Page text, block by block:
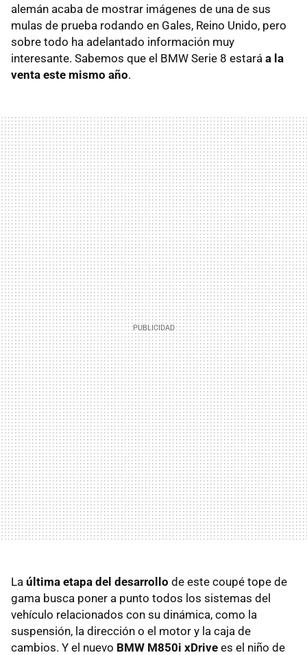
alemán acaba de mostrar imágenes de una de sus
mulas de prueba rodando en Gales, Reino Unido, pero
sobre todo ha adelantado información muy
interesante. Sabemos que el BMW Serie 8 estará a la
venta este mismo año.
La última etapa del desarrollo de este coupé tope de
gama busca poner a punto todos los sistemas del
vehículo relacionados con su dinámica, como la
suspensión, la dirección o el motor y la caja de
cambios. Y el nuevo BMW M850i xDrive es el niño de